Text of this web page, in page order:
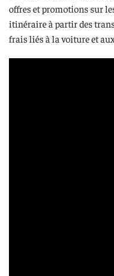
offres et promotions sur
itinéraire à partir des
frais liés à la voiture et